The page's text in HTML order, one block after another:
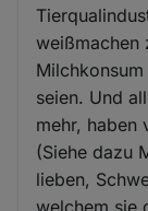
weißmachen
seien. Und
mehr, haben
(Siehe dazu
lieben,
welchem sie